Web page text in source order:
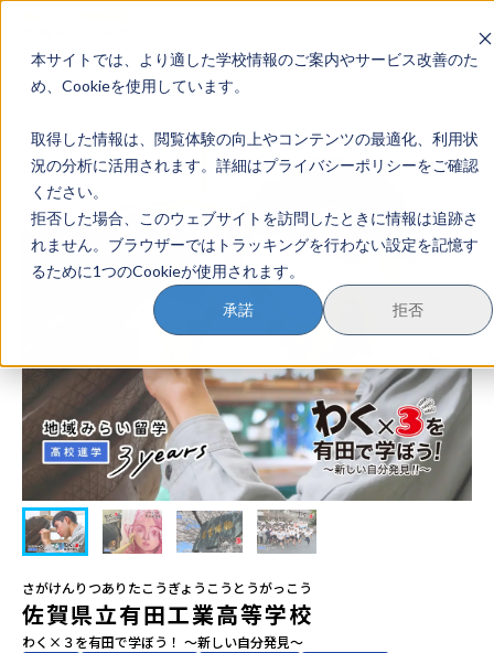
本サイトでは、より適した学校情報のご案内やサービス改善のた
め、Cookieを使用しています。
取得した情報は、閲覧体験の向上やコンテンツの最適化、利用状
況の分析に活用されます。詳細はプライバシーポリシーをご確認
ください。
拒否した場合、このウェブサイトを訪問したときに情報は追跡さ
れません。ブラウザーではトラッキングを行わない設定を記憶す
るために1つのCookieが使用されます。
承諾 拒否
地域みらい留学のすすめかた
地域みらい留学とは
学校を探す
イベントを探す
おためし地域留学
マガジン
奨学金について
イベント参加方法
会員登録 MYページログイン
さがけんりつありたこうぎょうこうとうがっこう
佐賀県立有田工業高等学校
わく×３を有田で学ぼう！ ～新しい自分発見～